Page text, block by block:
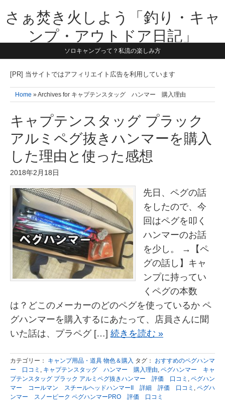
さぁ焚き火しよう「釣り・キャ
ンプ・アウトドア日記」
【テーマは子供と一緒に本気で遊ぶ】1981年うまれ・横浜在住。妻と3
す。同じ世代のお父さんに読んで頂けたら嬉しいです！よろしくお願い
ソロキャンプって？私流の楽しみ方
[PR] 当サイトではアフィリエイト広告を利用しています
Home » Archives for キャプテンスタッグ ハンマー 購入理由
キャプテンスタッグ プラック
アルミペグ抜きハンマーを購入
した理由と使った感想
2018年2月18日
先日、ペグの話
をしたので、今
回はペグを叩く
ハンマーのお話
を少し。 →【ペ
グの話し】キャ
ンプに持ってい
くペグの本数
は？どこのメーカーのどのペグを使っているか ペ
グハンマーを購入するにあたって、店員さんに聞
いた話は、プラペグ […] 続きを読む »
カテゴリー： キャンプ用品・道具 物色＆購入 タグ： おすすめのペグハンマ
ー 口コミ , キャプテンスタッグ ハンマー 購入理由, ペグハンマー キャ
プテンスタッグ プラック アルミペグ抜きハンマー 評価 口コミ , ペグハン
マー コールマン スチールヘッドハンマーII 詳細 評価 口コミ , ペグハ
ンマー スノーピーク ペグハンマーPRO 評価 口コミ